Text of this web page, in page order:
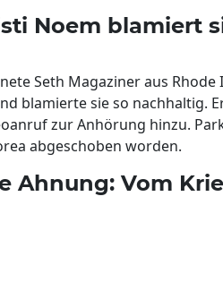
Noem blamiert
Seth Magaziner aus
blamierte sie so nachhaltig.
zur Anhörung hinzu.
abgeschoben worden.
Ahnung: Vom